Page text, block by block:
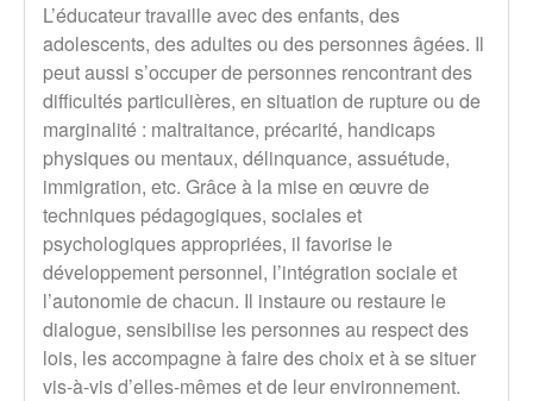
L’éducateur travaille avec des enfants, des
adolescents, des adultes ou des personnes âgées. Il
peut aussi s’occuper de personnes rencontrant des
difficultés particulières, en situation de rupture ou de
marginalité : maltraitance, précarité, handicaps
physiques ou mentaux, délinquance, assuétude,
immigration, etc. Grâce à la mise en œuvre de
techniques pédagogiques, sociales et
psychologiques appropriées, il favorise le
développement personnel, l’intégration sociale et
l’autonomie de chacun. Il instaure ou restaure le
dialogue, sensibilise les personnes au respect des
lois, les accompagne à faire des choix et à se situer
vis-à-vis d’elles-mêmes et de leur environnement.